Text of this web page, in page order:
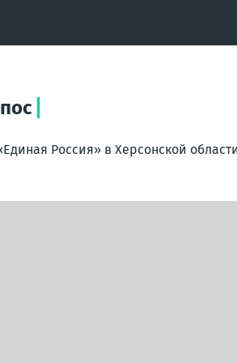
Россия» в Херсонской